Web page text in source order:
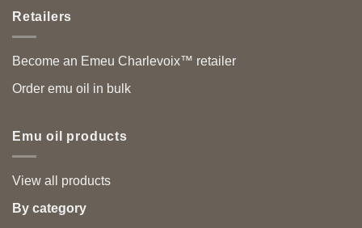
Retailers
Become an Emeu Charlevoix™ retailer
Order emu oil in bulk
Emu oil products
View all products
By category